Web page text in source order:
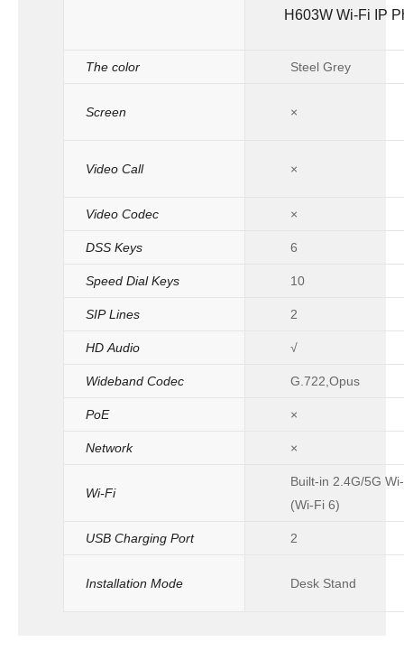
H603W Wi-Fi IP
The color Steel Grey
Screen ×
Video Call ×
Video Codec ×
DSS Keys 6
Speed Dial Keys 10
SIP Lines 2
HD Audio √
Wideband Codec G.722,Opus
PoE ×
Network ×
Wi-Fi
Built-in 2.4G/5G
(Wi-Fi 6)
USB Charging Port 2
Installation Mode Desk Stand